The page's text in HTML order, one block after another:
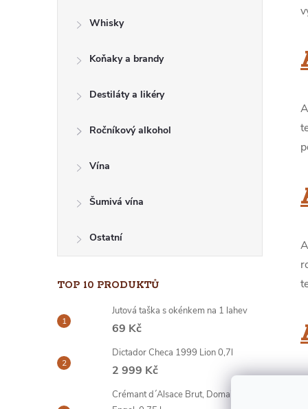
L
Whisky
Koňaky a brandy
Destiláty a likéry
Ročníkový alkohol
Vína
Šumivá vína
Ostatní
TOP 10 PRODUKTŮ
Jutová taška s okénkem na 1 lahev
69 Kč
Dictador Checa 1999 Lion 0,7l
2 999 Kč
Crémant d´Alsace Brut, Domaine
I
Í